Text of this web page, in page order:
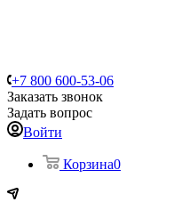
+7 800 600-53-06
Заказать звонок
Задать вопрос
Войти
Корзина0